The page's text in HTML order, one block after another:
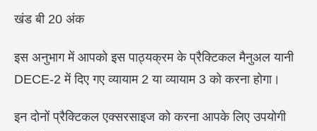
खंड बी 20 अंक
इस अनुभाग में आपको इस पाठ्यक्रम के प्रैक्टिकल मैनुअल यानी
DECE-2 में दिए गए व्यायाम 2 या व्यायाम 3 को करना होगा।
इन दोनों प्रैक्टिकल एक्सरसाइज को करना आपके लिए उपयोगी